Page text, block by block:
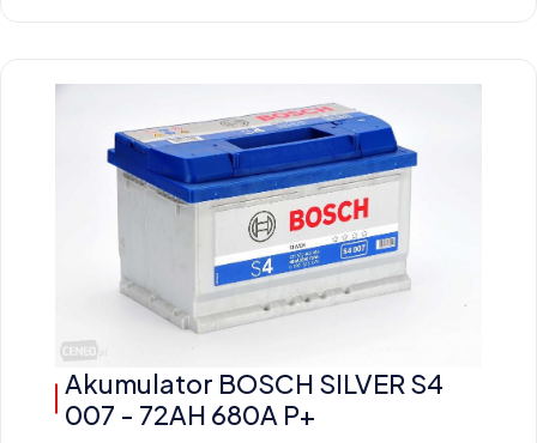
Akumulator BOSCH SILVER S4
007 - 72AH 680A P+